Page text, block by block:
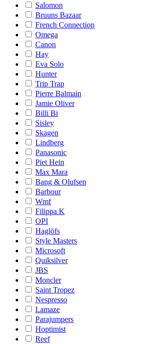
Salomon
Bruuns Bazaar
French Connection
Omega
Canon
Hay
Eva Solo
Hunter
Trip Trap
Pierre Balmain
Jamie Oliver
Billi Bi
Sisley
Skagen
Lindberg
Panasonic
Piet Hein
Max Mara
Bang & Olufsen
Barbour
Wmf
Filippa K
OPI
Haglöfs
Style Masters
Microsoft
Quiksilver
JBS
Moncler
Saint Tropez
Nespresso
Lamaze
Parajumpers
Hoptimist
Reef